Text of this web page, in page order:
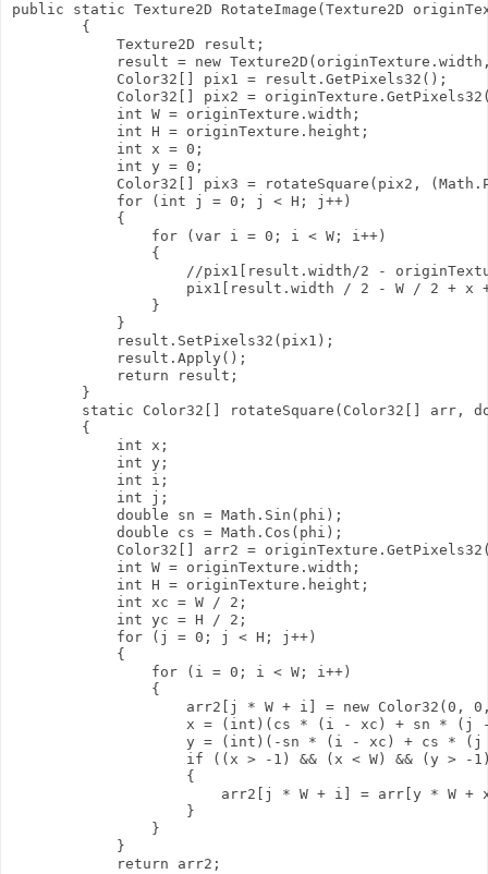
public static Texture2D RotateImage(Texture2D
        {
            Texture2D result;
result = new
            Color32[] pix1 = result.GetPixels32();
Color32[] pix2 =
            int W = originTexture.width;
            int H = originTexture.height;
            int x = 0;
            int y = 0;
Color32[] pix3 = rotateSquare(pix2,
            for (int j = 0; j < H; j++)
            {
                for (var i = 0; i < W; i++)
                {
//pix1[result.width/2 -
pix1[result.width / 2 - W / 2 + x
                }
            }
            result.SetPixels32(pix1);
            result.Apply();
            return result;
        }
static Color32[] rotateSquare(Color32[] arr,
        {
            int x;
            int y;
            int i;
            int j;
            double sn = Math.Sin(phi);
            double cs = Math.Cos(phi);
Color32[] arr2 =
            int W = originTexture.width;
            int H = originTexture.height;
            int xc = W / 2;
            int yc = H / 2;
            for (j = 0; j < H; j++)
            {
                for (i = 0; i < W; i++)
                {
arr2[j * W + i] = new Color32(0,
x = (int)(cs * (i - xc) + sn * (j
y = (int)(-sn * (i - xc) + cs * (j
if ((x > -1) && (x < W) && (y > -
                    {
arr2[j * W + i] = arr[y * W +
                    }
                }
            }
            return arr2;